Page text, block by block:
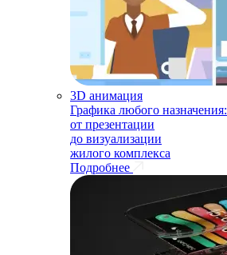
3D анимация
Графика любого назначения:
от презентации
до визуализации
жилого комплекса
Подробнее